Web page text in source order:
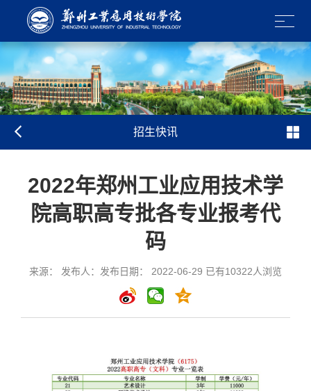
招生快讯
2022年郑州工业应用技术学
院高职高专批各专业报考代
码
来源： 发布人：发布日期： 2022-06-29 已有10322 人浏览